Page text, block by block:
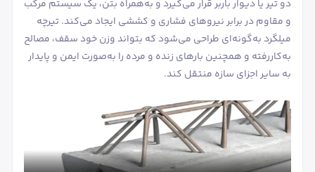
دو تیر یا دیوار باربر قرار می‌گیرد و به‌همراه بتن، یک سیستم مرکب
و مقاوم در برابر نیروهای فشاری و کششی ایجاد می‌کند. تیرچه
میلگرد به‌گونه‌ای طراحی می‌شود که بتواند وزن خود سقف، مصالح
به‌کاررفته و همچنین بارهای زنده و مرده را به‌صورت ایمن و پایدار
به سایر اجزای سازه منتقل کند.